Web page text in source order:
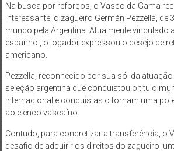
Na busca por reforços, o Vasco da Gama
interessante: o zagueiro Germán Pezzella, de
mundo pela Argentina. Atualmente vinculado
espanhol, o jogador expressou o desejo de
americano.
Pezzella, reconhecido por sua sólida
seleção argentina que conquistou o título
internacional e conquistas o tornam uma
ao elenco vascaíno.
Contudo, para concretizar a transferência, o
desafio de adquirir os direitos do zagueiro